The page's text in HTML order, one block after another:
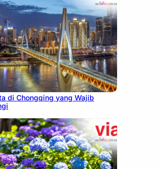
di Chongqing yang Wajib